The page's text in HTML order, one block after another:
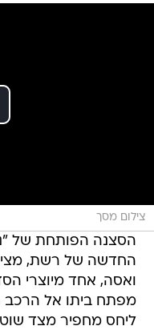
צילום מסך
הסצנה הפותחת של
החדשה של רשת,
ואסה, אחד מיוצרי
מפתח ביתו אל הרכב
ליחס מחפיר מצד